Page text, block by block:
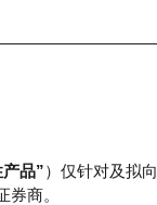
品”）仅针对及拟向
商。